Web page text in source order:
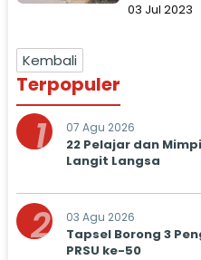
03 Jul 2023
Kembali
Terpopuler
1 07 Agu 2026
22 Pelajar dan
Langit Langsa
2 03 Agu 2026
Tapsel Borong 3
PRSU ke-50